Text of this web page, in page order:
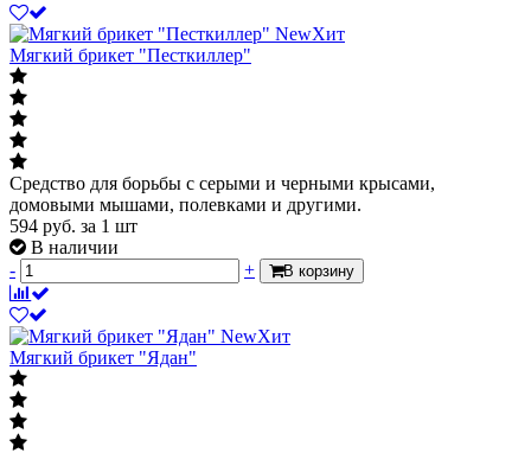
NewХит
Мягкий брикет "Песткиллер"
Средство для борьбы с серыми и черными крысами,
домовыми мышами, полевками и другими.
594 руб. за 1 шт
В наличии
-
+ В корзину
NewХит
Мягкий брикет "Ядан"